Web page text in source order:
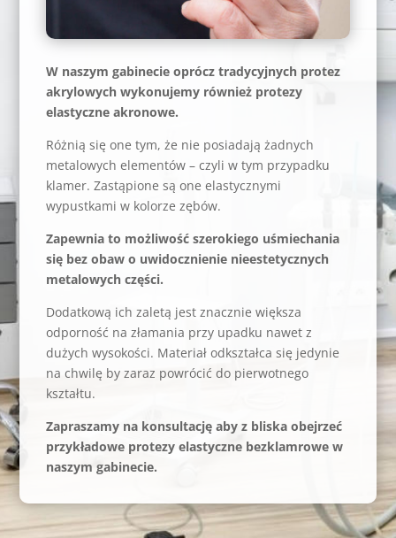
W naszym gabinecie oprócz tradycyjnych protez
akrylowych wykonujemy również protezy
elastyczne akronowe.
Różnią się one tym, że nie posiadają żadnych
metalowych elementów – czyli w tym przypadku
klamer. Zastąpione są one elastycznymi
wypustkami w kolorze zębów.
Zapewnia to możliwość szerokiego uśmiechania
się bez obaw o uwidocznienie nieestetycznych
metalowych części.
Dodatkową ich zaletą jest znacznie większa
odporność na złamania przy upadku nawet z
dużych wysokości. Materiał odkształca się jedynie
na chwilę by zaraz powrócić do pierwotnego
kształtu.
Zapraszamy na konsultację aby z bliska obejrzeć
przykładowe protezy elastyczne bezklamrowe w
naszym gabinecie.